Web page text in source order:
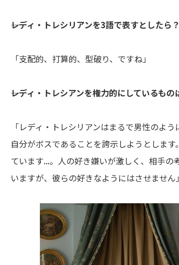
――レディ・トレシリアンを3語で表すとしたら？
「支配的、打算的、型破り、ですね」
――レディ・トレシアンを権力的にしているもの
「レディ・トレシリアンはまるで男性のよ
自分がボスであることを誇示しようとしま
ています...。人の好き嫌いが激しく、相手
いますが、彼らの好きなようにはさせません」